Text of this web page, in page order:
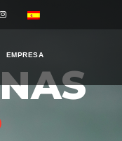
EMPRESA